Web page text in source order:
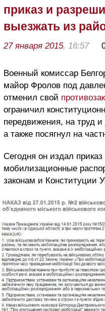
приказ и
выезжать из
27 января 2015, 16:57
Военный комиссар
майор Фролов под
отменил свой
ограничил
передвижения, на труд
а также посягнул на
Сегодня он издал
мобилизационные
законам и Конституции